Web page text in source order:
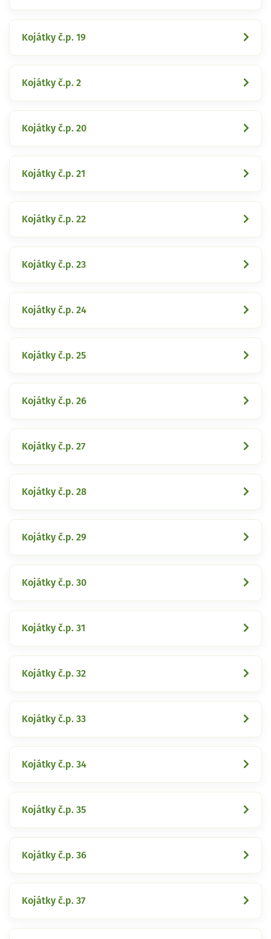
Kojátky č.p. 19
Kojátky č.p. 2
Kojátky č.p. 20
Kojátky č.p. 21
Kojátky č.p. 22
Kojátky č.p. 23
Kojátky č.p. 24
Kojátky č.p. 25
Kojátky č.p. 26
Kojátky č.p. 27
Kojátky č.p. 28
Kojátky č.p. 29
Kojátky č.p. 30
Kojátky č.p. 31
Kojátky č.p. 32
Kojátky č.p. 33
Kojátky č.p. 34
Kojátky č.p. 35
Kojátky č.p. 36
Kojátky č.p. 37